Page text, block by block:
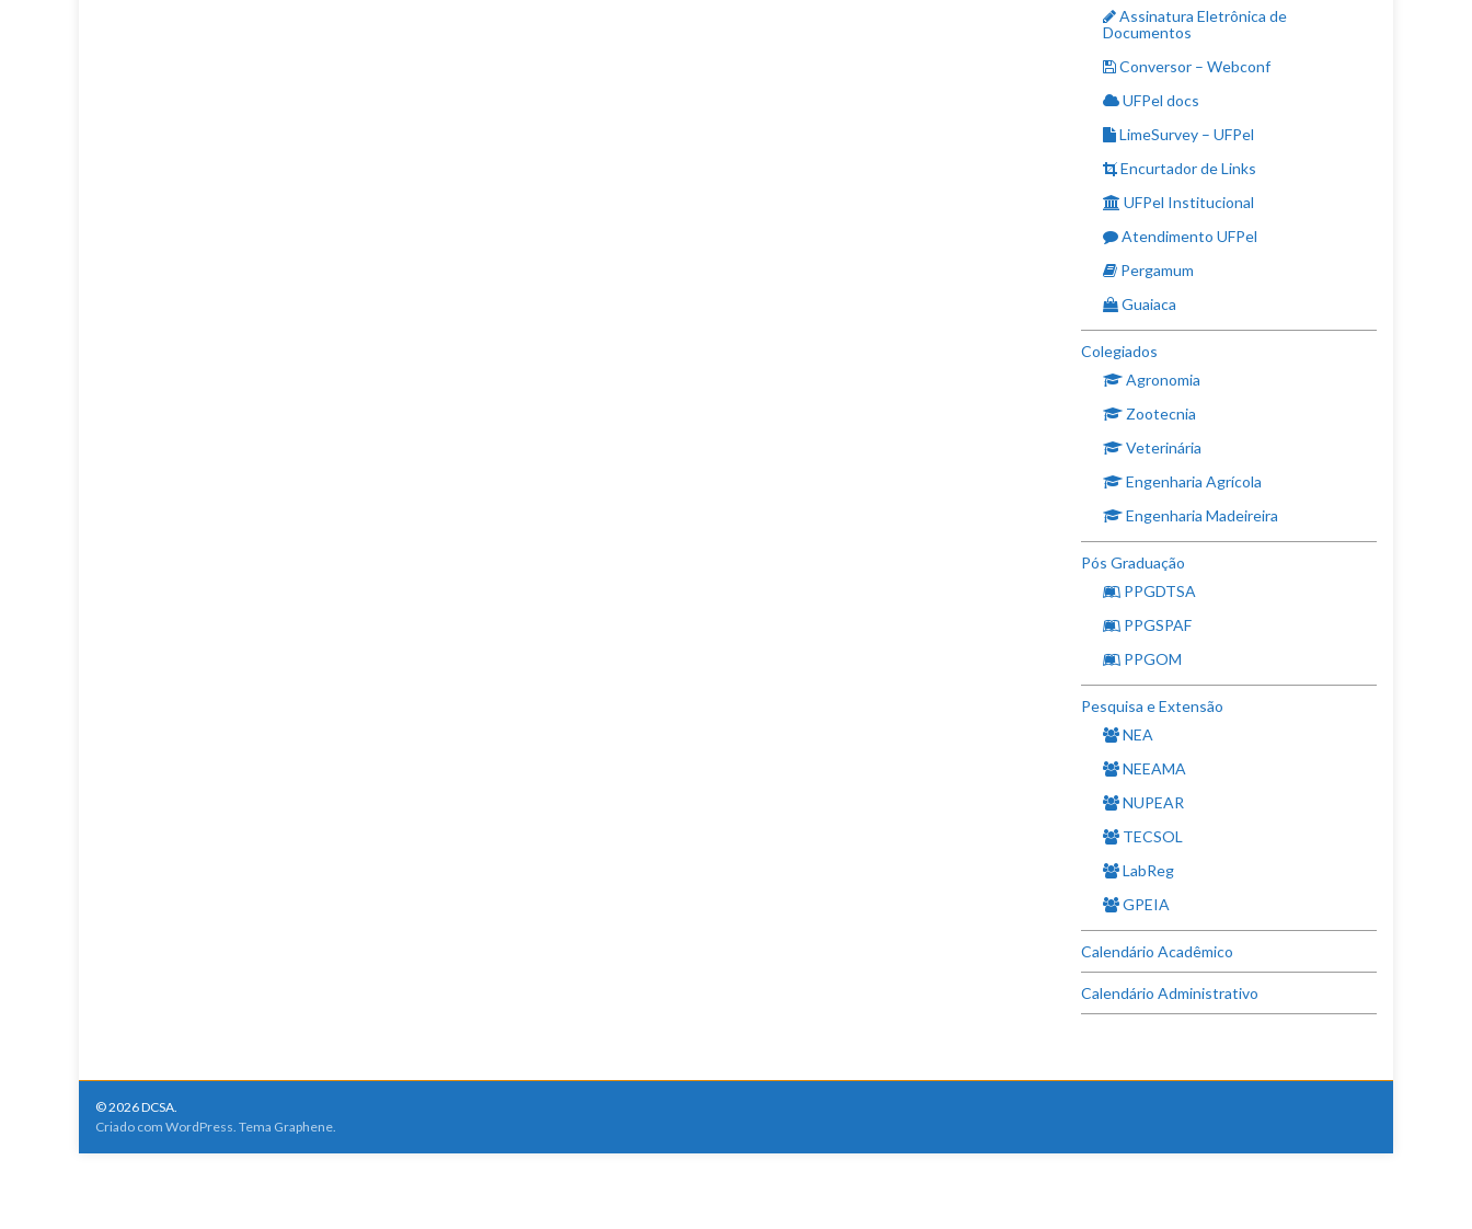
Assinatura Eletrônica de
Documentos
Conversor – Webconf
UFPel docs
LimeSurvey – UFPel
Encurtador de Links
UFPel Institucional
Atendimento UFPel
Pergamum
Guaiaca
Colegiados
Agronomia
Zootecnia
Veterinária
Engenharia Agrícola
Engenharia Madeireira
Pós Graduação
PPGDTSA
PPGSPAF
PPGOM
Pesquisa e Extensão
NEA
NEEAMA
NUPEAR
TECSOL
LabReg
GPEIA
Calendário Acadêmico
Calendário Administrativo
© 2026 DCSA.
Criado com WordPress. Tema Graphene.